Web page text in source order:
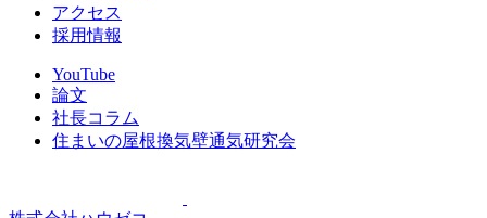
アクセス
採用情報
YouTube
論文
社長コラム
住まいの屋根換気壁通気研究会